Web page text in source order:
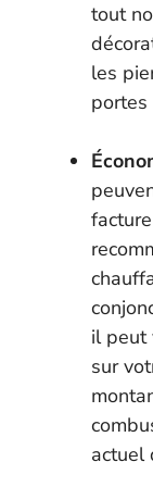
tout
les
portes
il peut
sur
actuel